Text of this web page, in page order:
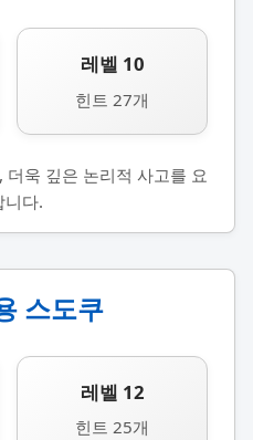
레벨 10
힌트 27개
욱 깊은 논리적 사고를 요
니다.
스도쿠
레벨 12
힌트 25개